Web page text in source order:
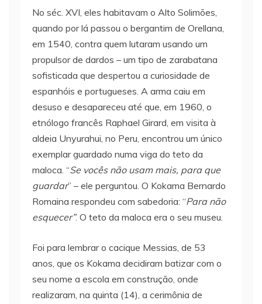
No séc. XVI, eles habitavam o Alto Solimões,
quando por lá passou o bergantim de Orellana,
em 1540, contra quem lutaram usando um
propulsor de dardos – um tipo de zarabatana
sofisticada que despertou a curiosidade de
espanhóis e portugueses. A arma caiu em
desuso e desapareceu até que, em 1960, o
etnólogo francês Raphael Girard, em visita à
aldeia Unyurahui, no Peru, encontrou um único
exemplar guardado numa viga do teto da
maloca. “Se vocês não usam mais, para que
guardar” – ele perguntou. O Kokama Bernardo
Romaina respondeu com sabedoria: “Para não
esquecer”. O teto da maloca era o seu museu.
Foi para lembrar o cacique Messias, de 53
anos, que os Kokama decidiram batizar com o
seu nome a escola em construção, onde
realizaram, na quinta (14), a cerimônia de